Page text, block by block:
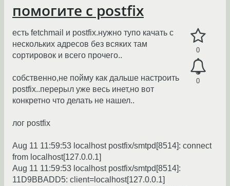
помогите с postfix
0
0
есть fetchmail и postfix.нужно тупо качать с
нескольких адресов без всяких там
сортировок и всего прочего..
собственно,не пойму как дальше настроить
postfix..перерыл уже весь инет,но вот
конкретно что делать не нашел..
лог postfix
Aug 11 11:59:53 localhost postfix/smtpd[8514]: connect
from localhost[127.0.0.1]
Aug 11 11:59:53 localhost postfix/smtpd[8514]:
11D9BBADD5: client=localhost[127.0.0.1]